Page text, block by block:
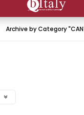
Archive by Category